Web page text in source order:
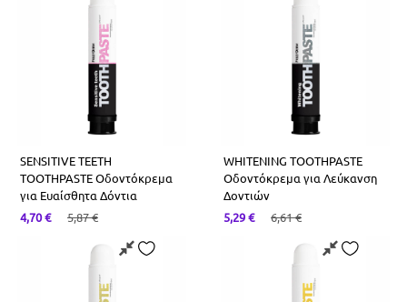
SENSITIVE TEETH
TOOTHPASTE Οδοντόκρεμα
για Ευαίσθητα Δόντια
4,70€ 5,87€
WHITENING TOOTHPASTE
Οδοντόκρεμα για Λεύκανση
Δοντιών
5,29€ 6,61€